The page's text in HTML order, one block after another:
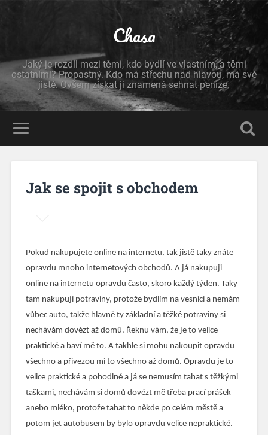
Chasa
Jaký je rozdíl mezi těmi, kdo bydlí ve vlastním, a těmi
ostatními? Propastný. Kdo má střechu nad hlavou, má své
jisté. Ovšem získat ji znamená sehnat peníze.
Jak se spojit s obchodem
Pokud nakupujete online na internetu, tak jistě taky znáte
opravdu mnoho internetových obchodů. A já nakupuji
online na internetu opravdu často, skoro každý týden. Taky
tam nakupuji potraviny, protože bydlím na vesnici a nemám
vůbec auto, takže hlavně ty základní a těžké potraviny si
nechávám dovézt až domů. Řeknu vám, že je to velice
praktické a baví mě to. A takhle si mohu nakoupit opravdu
všechno a přivezou mi to všechno až domů. Opravdu je to
velice praktické a pohodlné a já se nemusím tahat s těžkými
taškami, nechávám si domů dovézt mě třeba prací prášek
anebo mléko, protože tahat to někde po celém městě a
potom jet autobusem by bylo opravdu velice nepraktické.